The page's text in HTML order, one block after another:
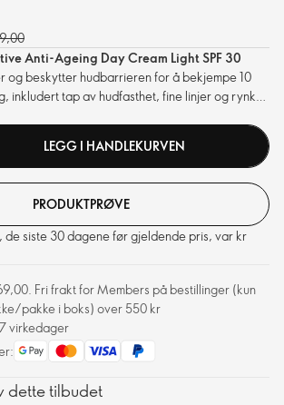
Anti-Ageing Day Cream Light SPF 30
og beskytter hudbarrieren for å bekjempe 10
inkludert tap av hudfasthet, fine linjer og rynker
Med forurensningsbeskyttelse og
LEGG I HANDLEKURVEN
PRODUKTPRØVE
de siste 30 dagene før gjeldende pris, var kr
Fri frakt for Members på bestillinger (kun
pakke i boks) over 550 kr
virkedager
dette tilbudet